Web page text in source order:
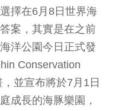
擇在6月8日世界海
案，其實是在之前
洋公園今日正式發
Conservation
並宣布將於7月1日
成長的海豚樂園，